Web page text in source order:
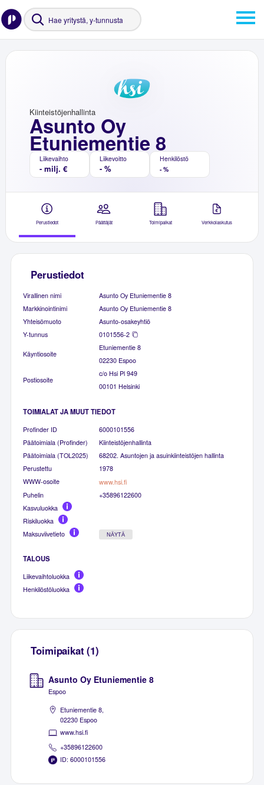
Asunto Oy
Etuniementie 8
Kiinteistöjenhallinta
Liikevaihto
- milj. €
Liikevoitto
- %
Henkilöstö
- %
Perustiedot Päättäjät Toimipaikat Verkkolaskutus
Perustiedot
Virallinen nimi
Asunto Oy Etuniementie 8
Markkinointinimi
Asunto Oy Etuniementie 8
Yhteisömuoto
Asunto-osakeyhtiö
Y-tunnus
0101556-2
Käyntiosoite
Etuniementie 8
02230 Espoo
Postiosoite
c/o Hsi Pl 949
00101 Helsinki
TOIMIALAT JA MUUT TIEDOT
Profinder ID
6000101556
Päätoimiala (Profinder)
Kiinteistöjenhallinta
Päätoimiala (TOL2025)
68202. Asuntojen ja asuinkiinteistöjen hallinta
Perustettu
1978
WWW-osoite
www.hsi.fi
Puhelin
+35896122600
Kasvuluokka
Riskiluokka
Maksuviivetieto
NÄYTÄ
TALOUS
Liikevaihtoluokka
Henkilöstöluokka
Toimipaikat (1)
Asunto Oy Etuniementie 8
Espoo
Etuniementie 8,
02230 Espoo
www.hsi.fi
+35896122600
ID: 6000101556